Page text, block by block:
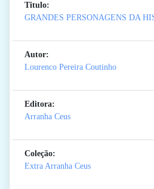
Titulo:
GRANDES PERSONAGENS DA
Autor:
Lourenco Pereira Coutinho
Editora:
Arranha Ceus
Coleção:
Extra Arranha Ceus